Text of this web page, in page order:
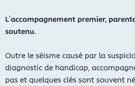
L’accompagnement premier,
soutenu.
Outre le séisme causé par la
diagnostic de handicap,
pas et quelques clés sont souvent